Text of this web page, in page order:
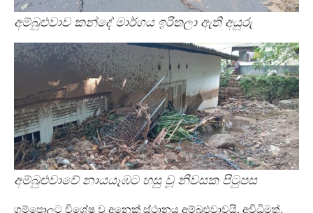
අම්බුළුවාව කන්දේ මාර්ගය ඉරිතලා ඇති අයුරු
අම්බුළුවාවේ නායයෑඹට හසු වූ නිවසක පිටුපස
ගම්පොලට විශේෂ වූ අනෙක් ස්ථානය අම්බුළුවාවයි. අවිධිමත්,